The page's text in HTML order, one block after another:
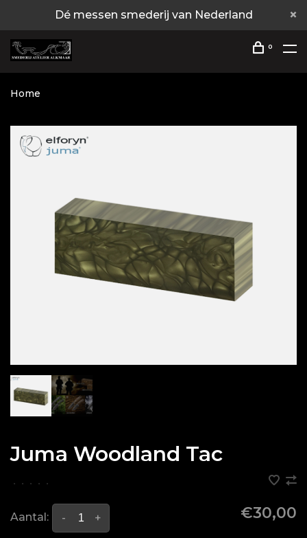
Dé messen smederij van Nederland
0
Home
Juma Woodland Tac
• • • • •
Aantal: +
- €30,00